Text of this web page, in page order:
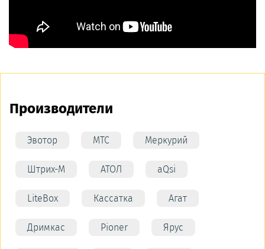
Производители
Эвотор МТС Меркурий
Штрих-М АТОЛ aQsi
LiteBox Кассатка Агат
Дримкас Pioner Ярус